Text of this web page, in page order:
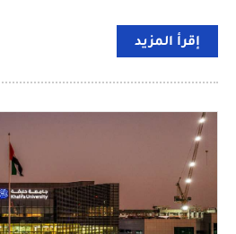
إقرأ المزيد